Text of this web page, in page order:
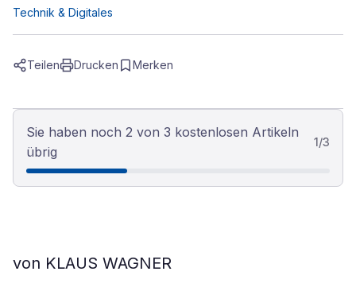
Technik & Digitales
Teilen Drucken Merken
Sie haben noch 2 von 3 kostenlosen Artikeln
übrig
1/3
von KLAUS WAGNER